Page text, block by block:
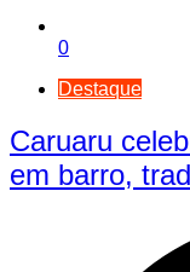
0
Destaque
Caruaru
em barro,